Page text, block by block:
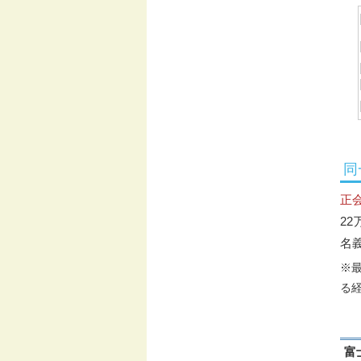
正
22
名
※
る
富